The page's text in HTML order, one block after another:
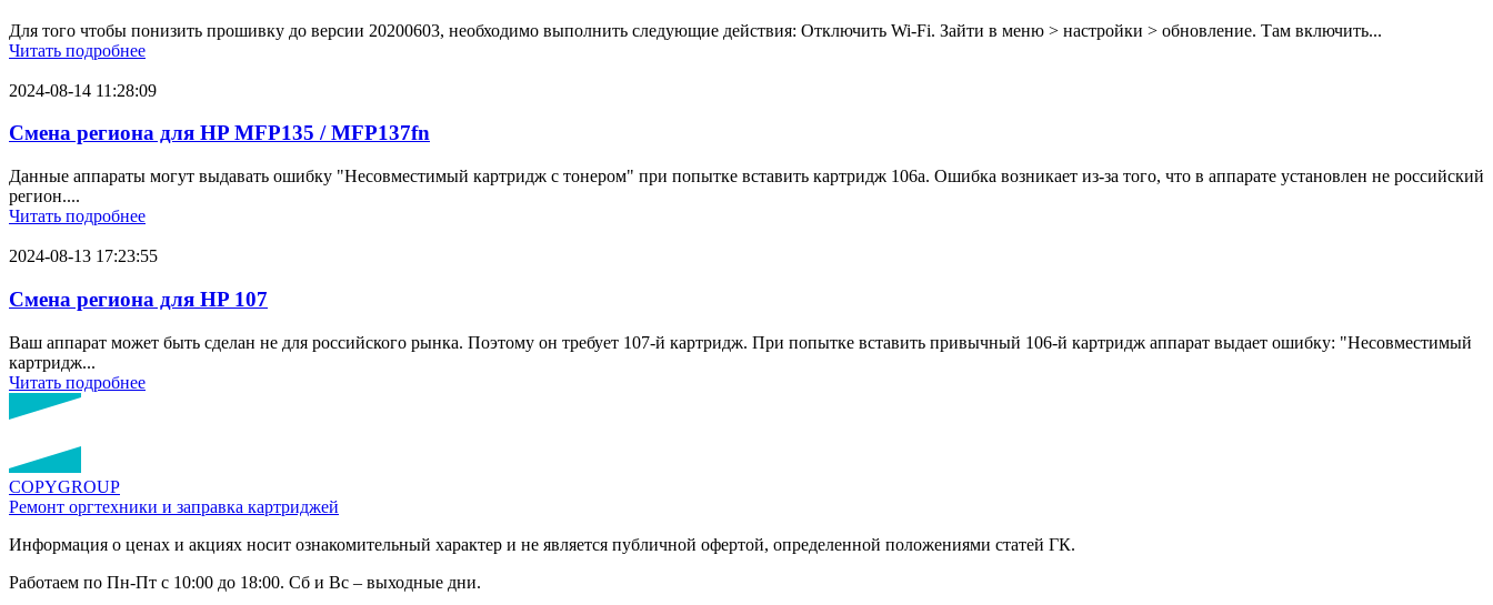
Для того чтобы понизить прошивку до версии 20200603, необходимо выполнить следующие действия: Отключить Wi-Fi. Зайти в меню > настройки > обновление. Там включить...
Читать подробнее
2024-08-14 11:28:09
Смена региона для HP MFP135 / MFP137fn
Данные аппараты могут выдавать ошибку "Несовместимый картридж с тонером" при попытке вставить картридж 106a. Ошибка возникает из-за того, что в аппарате установлен не российский
регион....
Читать подробнее
2024-08-13 17:23:55
Смена региона для HP 107
Ваш аппарат может быть сделан не для российского рынка. Поэтому он требует 107-й картридж. При попытке вставить привычный 106-й картридж аппарат выдает ошибку: "Несовместимый
картридж...
Читать подробнее
COPYGROUP
Ремонт оргтехники и заправка картриджей
Информация о ценах и акциях носит ознакомительный характер и не является публичной офертой, определенной положениями статей ГК.
Работаем по Пн-Пт с 10:00 до 18:00. Сб и Вс – выходные дни.